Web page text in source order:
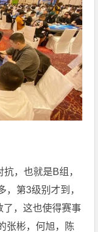
，也就是B组，
，第3级别才到，
了，这也使得赛事
张彬，何旭，陈